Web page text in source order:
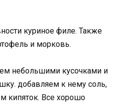
куриное филе. Также
и морковь.
небольшими кусочками и
добавляем к нему соль,
кипяток. Все хорошо